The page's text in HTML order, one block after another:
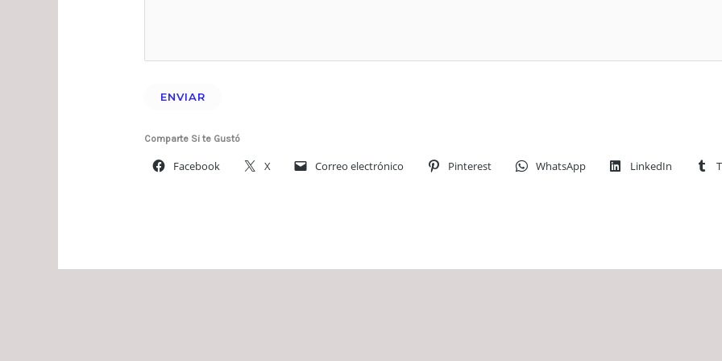
Comparte Si te Gustó
Facebook X Correo electrónico Pinterest WhatsApp LinkedIn